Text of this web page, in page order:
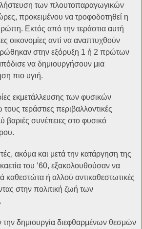
των πλουτοπαραγωγικών
προκειμένου να τροφοδοτηθεί η
Εκτός από την τεράστια αυτή
οικονομίες αντί να αναπτυχθούν
στην εξόρυξη 1 ή 2 πρώτων
να δημιουργήσουν μια
πιο υγιή.
εκμετάλλευσης των φυσικών
τεράστιες περιβαλλοντικές
βαριές συνέπειες στο φυσικό
ακόμα και μετά την κατάργηση της
του ’60, εξακολουθούσαν να
καθεστώτα ή αλλού αντικαθεστωτικές
στην πολιτική ζωή των
δημιουργία διεφθαρμένων θεσμών